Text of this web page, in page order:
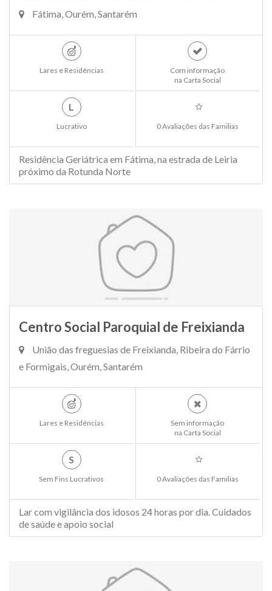
Fátima, Ourém, Santarém
Lares e Residências
Com informação
na Carta Social
L
Lucrativo 0 Avaliações das Familias
Residência Geriátrica em Fátima, na estrada de Leiria
próximo da Rotunda Norte
Centro Social Paroquial de Freixianda
União das freguesias de Freixianda, Ribeira do Fárrio
e Formigais, Ourém, Santarém
Lares e Residências
Sem informação
na Carta Social
S
Sem Fins Lucrativos 0 Avaliações das Familias
Lar com vigilância dos idosos 24 horas por dia. Cuidados
de saúde e apoio social